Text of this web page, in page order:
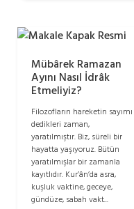
Mübârek Ramazan
Ayını Nasıl İdrâk
Etmeliyiz?
Filozofların hareketin sayımı
dedikleri zaman,
yaratılmıştır. Biz, süreli bir
hayatta yaşıyoruz. Bütün
yaratılmışlar bir zamanla
kayıtlıdır. Kur’ân’da asra,
kuşluk vaktine, geceye,
gündüze, sabah vakt...